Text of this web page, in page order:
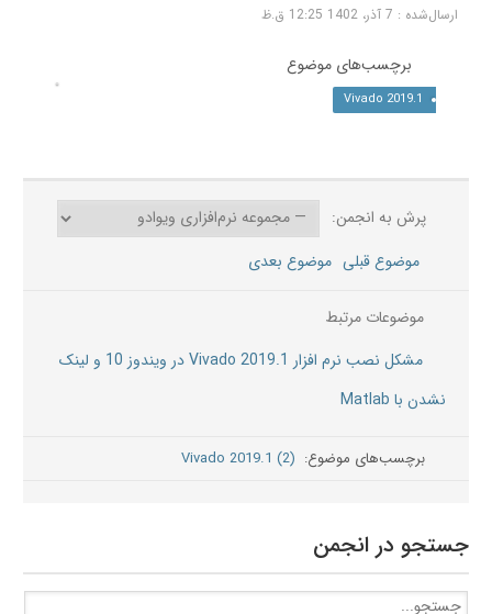
ارسال‌شده : 7 آذر، 1402 12:25 ق.ظ
برچسب‌های موضوع
Vivado 2019.1
پرش به انجمن:
موضوع قبلی موضوع بعدی
موضوعات مرتبط
مشکل نصب نرم افزار 2019.1 Vivado در ویندوز 10 و لینک
نشدن با Matlab
برچسب‌های موضوع: (2) Vivado 2019.1
جستجو در انجمن